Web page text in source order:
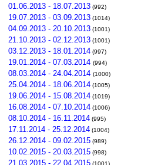
01.06.2013 - 18.07.2013 (992)
19.07.2013 - 03.09.2013 (1014)
04.09.2013 - 20.10.2013 (1001)
21.10.2013 - 02.12.2013 (1001)
03.12.2013 - 18.01.2014 (997)
19.01.2014 - 07.03.2014 (994)
08.03.2014 - 24.04.2014 (1000)
25.04.2014 - 18.06.2014 (1005)
19.06.2014 - 15.08.2014 (1019)
16.08.2014 - 07.10.2014 (1006)
08.10.2014 - 16.11.2014 (995)
17.11.2014 - 25.12.2014 (1004)
26.12.2014 - 09.02.2015 (989)
10.02.2015 - 20.03.2015 (998)
21.03.2015 - 22.04.2015 (1001)